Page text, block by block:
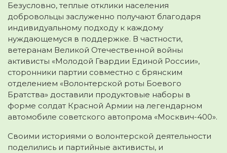
Безусловно, теплые отклики населения
добровольцы заслуженно получают благодаря
индивидуальному подходу к каждому
нуждающемуся в поддержке. В частности,
ветеранам Великой Отечественной войны
активисты «Молодой Гвардии Единой России»,
сторонники партии совместно с брянским
отделением «Волонтерской роты Боевого
Братства» доставили продуктовые наборы в
форме солдат Красной Армии на легендарном
автомобиле советского автопрома «Москвич-400».
Своими историями о волонтерской деятельности
поделились и партийные активисты, и